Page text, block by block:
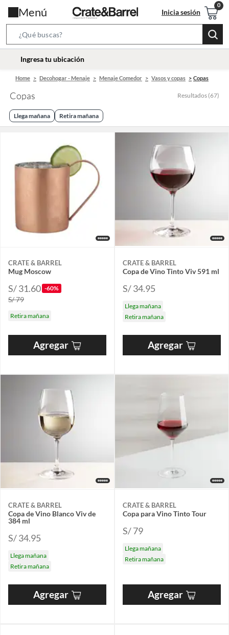
Menú Inicia sesión
Bar
location-
Ingresa tu ubicación
Home Decohogar - Menaje Menaje Comedor Vasos y copas Copas
Copas Resultados (67)
Llega mañana Retira mañana
CRATE & BARREL
Mug Moscow
S/ 31.60 -60%
S/ 79
Retira mañana
Agregar
CRATE & BARREL
Copa de Vino Tinto Viv 591 ml
S/ 34.95
Llega mañana
Retira mañana
Agregar
CRATE & BARREL
Copa de Vino Blanco Viv de
384 ml
S/ 34.95
Llega mañana
Retira mañana
Agregar
CRATE & BARREL
Copa para Vino Tinto Tour
S/ 79
Llega mañana
Retira mañana
Agregar